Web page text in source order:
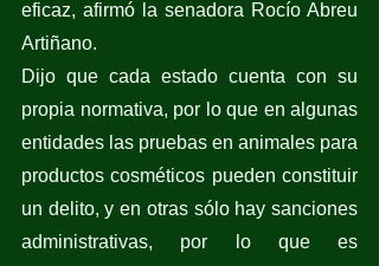
eficaz, afirmó la senadora Rocío Abreu
Artiñano.
Dijo que cada estado cuenta con su
propia normativa, por lo que en algunas
entidades las pruebas en animales para
productos cosméticos pueden constituir
un delito, y en otras sólo hay sanciones
administrativas, por lo que es